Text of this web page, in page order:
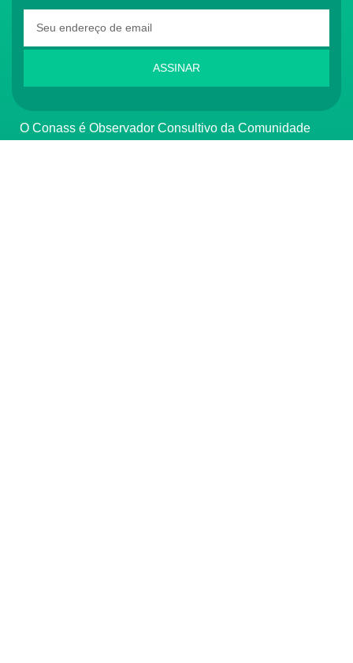
ASSINAR
O Conass é Observador Consultivo da Comunidade